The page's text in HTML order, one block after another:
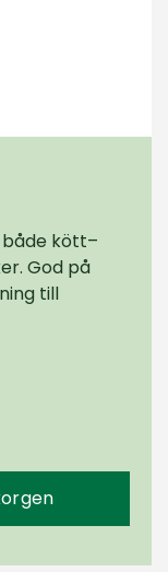
både kött–
God på
till